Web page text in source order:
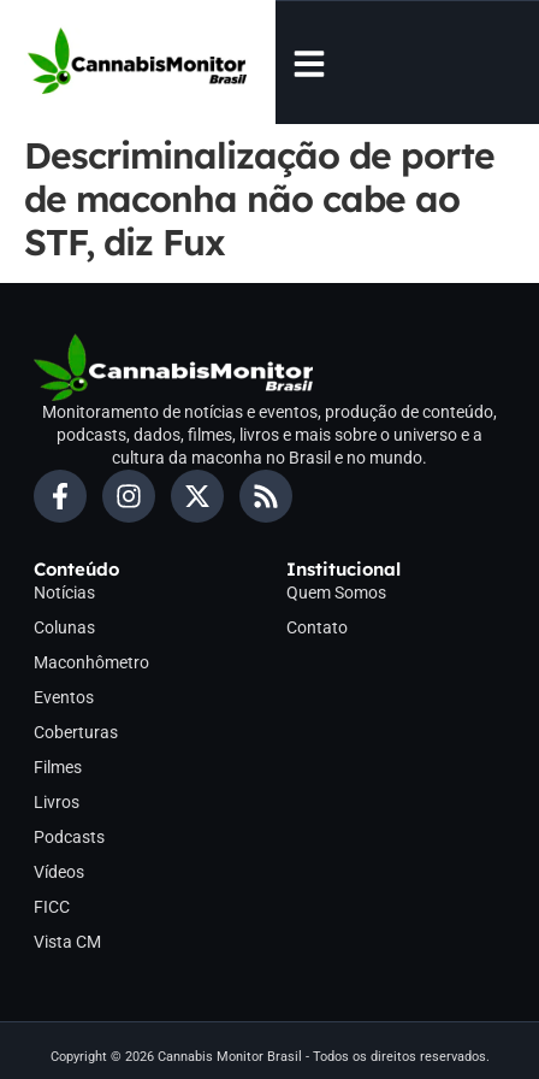
Descriminalização de porte
de maconha não cabe ao
STF, diz Fux
Monitoramento de notícias e eventos, produção de conteúdo,
podcasts, dados, filmes, livros e mais sobre o universo e a
cultura da maconha no Brasil e no mundo.
Conteúdo
Notícias
Colunas
Maconhômetro
Eventos
Coberturas
Filmes
Livros
Podcasts
Vídeos
FICC
Vista CM
Institucional
Quem Somos
Contato
Copyright © 2026 Cannabis Monitor Brasil - Todos os direitos reservados.